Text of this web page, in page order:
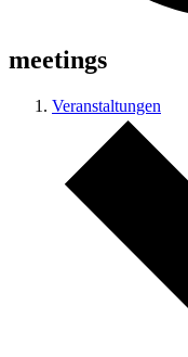
meetings
Veranstaltungen